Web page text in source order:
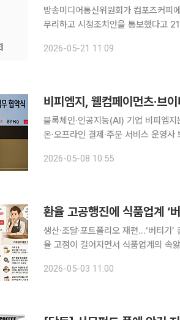
방송미디어통신위원회가 컴포즈커피
무리하고 시정조치안을 통보했다고
는 부가통신사업자 컴포즈커피는 앱
2026-05-21 11:09
블록체인·인공지능(AI) 기업 비피엠
온·오프라인 결제·주문 서비스 운영
목표로 추진된다. 결제 인프라와 블록
2026-05-08 10:55
생산·조달·포트폴리오 재편...‘버티기’ 총
율 고점이 길어지면서 식품업계의 속
지는데 가격 인상은 쉽지 않아 식품업
2026-05-03 11:00